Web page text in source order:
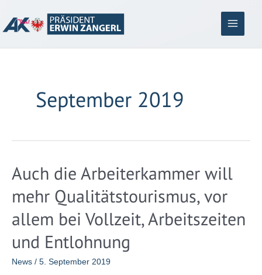
Inhalt
springen
Main
September 2019
Auch die Arbeiterkammer will
mehr Qualitätstourismus, vor
allem bei Vollzeit, Arbeitszeiten
und Entlohnung
News / 5. September 2019